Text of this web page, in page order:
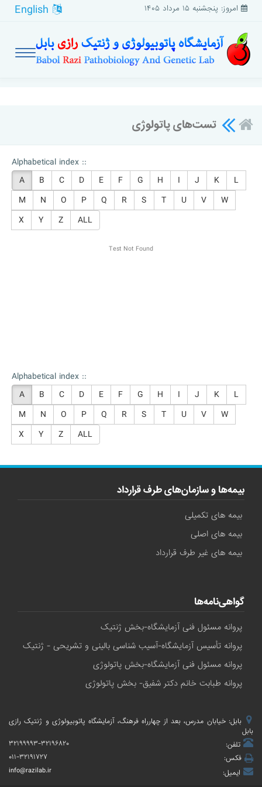
امروز: پنجشنبه ۱۵ مرداد ۱۴۰۵
تست‌های پاتولوژی
Alphabetical index ::
A
B C D E F G H I J K
L
M
N O P Q R S T U V
W
X
Y Z ALL
Test Not Found
Alphabetical index ::
A
B C D E F G H I J K
L
M
N O P Q R S T U V
W
X
Y Z ALL
بیمه‌ها و سازمان‌های طرف قرارداد
بیمه های تکمیلی
بیمه های اصلی
بیمه های غیر طرف قرارداد
گواهی‌نامه‌ها
پروانه مسئول فنی آزمایشگاه-بخش ژنتیک
پروانه تأسیس آزمایشگاه-آسیب شناسی بالینی و تشریحی - ژنتیک
پروانه مسئول فنی آزمایشگاه-بخش پاتولوژی
پروانه طبابت خانم دکتر شفیق- بخش پاتولوژی
بابل: خیابان مدرس، بعد از چهارراه فرهنگ، آزمایشگاه پاتوبیولوژی و ژنتیک رازی
بابل
تلفن:
۳۲۱۹۹۹۹۳-۳۲۱۹۶۸۲۰
فکس:
۰۱۱-۳۲۱۹۱۷۲۷
ایمیل:
info@razilab.ir